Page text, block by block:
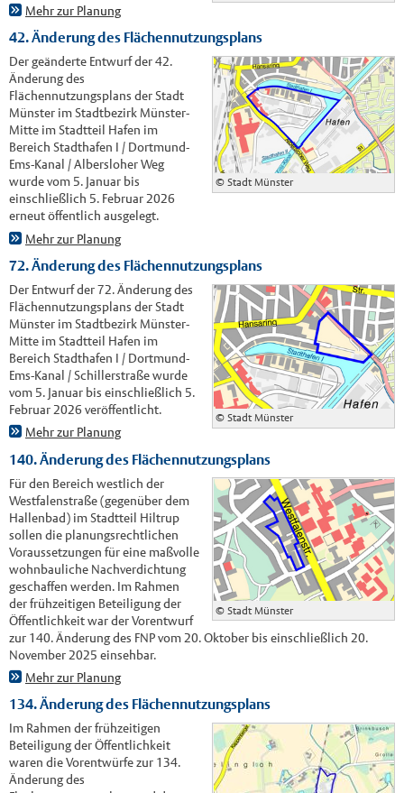
Mehr zur Planung
42. Änderung des Flächennutzungsplans
© Stadt Münster
Der geänderte Entwurf der 42.
Änderung des
Flächennutzungsplans der Stadt
Münster im Stadtbezirk Münster-
Mitte im Stadtteil Hafen im
Bereich Stadthafen I / Dortmund-
Ems-Kanal / Albersloher Weg
wurde vom 5. Januar bis
einschließlich 5. Februar 2026
erneut öffentlich ausgelegt.
Mehr zur Planung
72. Änderung des Flächennutzungsplans
© Stadt Münster
Der Entwurf der 72. Änderung des
Flächennutzungsplans der Stadt
Münster im Stadtbezirk Münster-
Mitte im Stadtteil Hafen im
Bereich Stadthafen I / Dortmund-
Ems-Kanal / Schillerstraße wurde
vom 5. Januar bis einschließlich 5.
Februar 2026 veröffentlicht.
Mehr zur Planung
140. Änderung des Flächennutzungsplans
© Stadt Münster
Für den Bereich westlich der
Westfalenstraße (gegenüber dem
Hallenbad) im Stadtteil Hiltrup
sollen die planungsrechtlichen
Voraussetzungen für eine maßvolle
wohnbauliche Nachverdichtung
geschaffen werden. Im Rahmen
der frühzeitigen Beteiligung der
Öffentlichkeit war der Vorentwurf
zur 140. Änderung des FNP vom 20. Oktober bis einschließlich 20.
November 2025 einsehbar.
Mehr zur Planung
134. Änderung des Flächennutzungsplans
Im Rahmen der frühzeitigen
Beteiligung der Öffentlichkeit
waren die Vorentwürfe zur 134.
Änderung des